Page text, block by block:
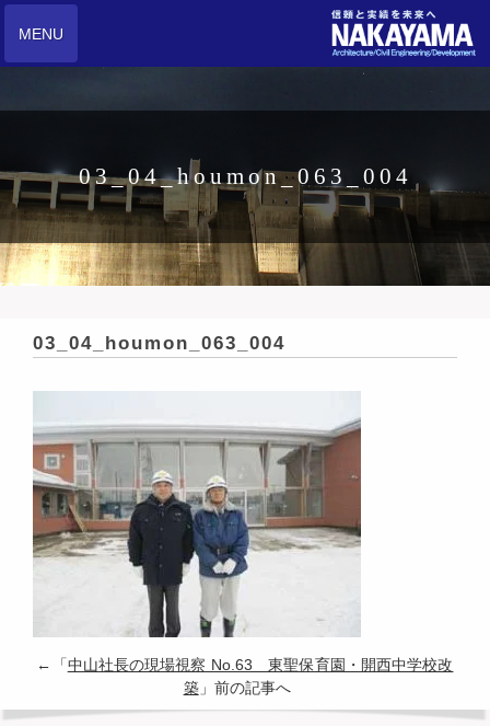
MENU
03_04_houmon_063_004
03_04_houmon_063_004
←「 中山社長の現場視察 No.63 東聖保育園・開西中学校改
築」前の記事へ